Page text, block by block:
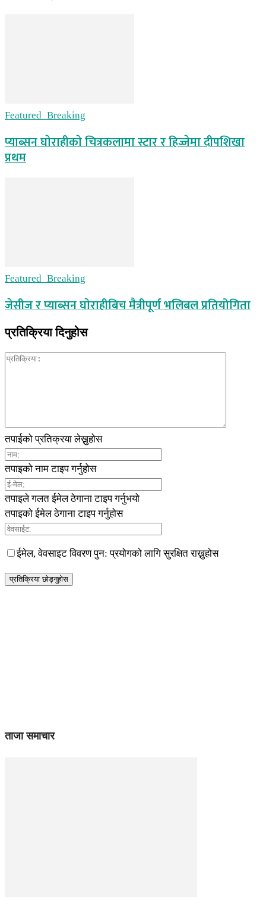
Featured_Breaking
प्याब्सन घाेराहीकाे चित्रकलामा स्टार र हिज्जेमा दीपशिखा
प्रथम
Featured_Breaking
जेसीज र प्याब्सन घाेराहीबिच मैत्रीपूर्ण भलिबल प्रतियोगिता
प्रतिक्रिया दिनुहोस
तपाईको प्रतिक्रया लेख्नुहोस
तपाइको नाम टाइप गर्नुहोस
तपाइले गलत ईमेल ठेगाना टाइप गर्नुभयो
तपाइको ईमेल ठेगाना टाइप गर्नुहोस
ईमेल, वेवसाइट विवरण पुन: प्रयोगको लागि सुरक्षित राख्नुहोस
ताजा समाचार